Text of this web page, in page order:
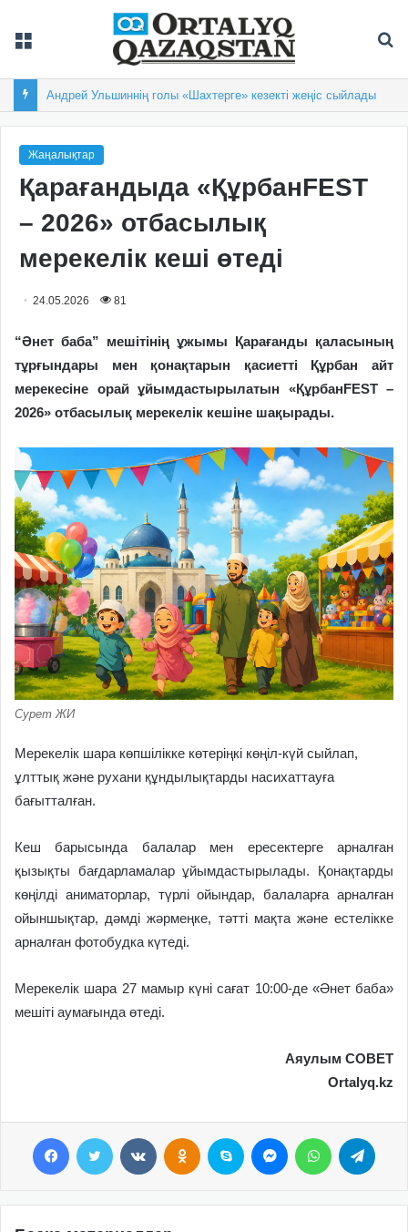
Андрей Ульшиннің голы «Шахтерге» кезекті жеңіс сыйлады
Жаңалықтар
Қарағандыда «ҚұрбанFEST
– 2026» отбасылық
мерекелік кеші өтеді
24.05.2026 81
“Әнет баба” мешітінің ұжымы Қарағанды қаласының
тұрғындары мен қонақтарын қасиетті Құрбан айт
мерекесіне орай ұйымдастырылатын «ҚұрбанFEST –
2026» отбасылық мерекелік кешіне шақырады.
Сурет ЖИ
Мерекелік шара көпшілікке көтеріңкі көңіл-күй сыйлап,
ұлттық және рухани құндылықтарды насихаттауға
бағытталған.
Кеш барысында балалар мен ересектерге арналған
қызықты бағдарламалар ұйымдастырылады. Қонақтарды
көңілді аниматорлар, түрлі ойындар, балаларға арналған
ойыншықтар, дәмді жәрмеңке, тәтті мақта және естелікке
арналған фотобудка күтеді.
Мерекелік шара 27 мамыр күні сағат 10:00-де «Әнет баба»
мешіті аумағында өтеді.
Аяулым СОВЕТ
Ortalyq.kz